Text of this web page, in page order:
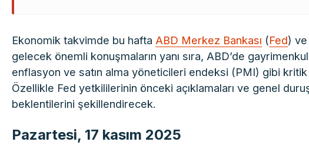
Ekonomik takvimde bu hafta ABD Merkez Bankası (Fed)
gelecek önemli konuşmaların yanı sıra, ABD’de
enflasyon ve satın alma yöneticileri endeksi (PMI) gibi
Özellikle Fed yetkililerinin önceki açıklamaları ve genel
beklentilerini şekillendirecek.
Pazartesi, 17 kasım 2025